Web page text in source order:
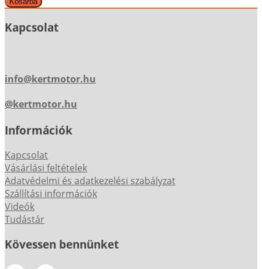
Kapcsolat
info@kertmotor.hu
@kertmotor.hu
Információk
Kapcsolat
Vásárlási feltételek
Adatvédelmi és adatkezelési szabályzat
Szállítási információk
Videók
Tudástár
Kövessen bennünket